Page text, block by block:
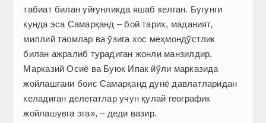
табиат билан уйғунликда яшаб келган. Бугунги
кунда эса Самарқанд – бой тарих, маданият,
миллий таомлар ва ўзига хос меҳмондўстлик
билан ажралиб турадиган жонли манзилдир.
Марказий Осиё ва Буюк Ипак йўли марказида
жойлашгани боис Самарқанд дунё давлатларидан
келадиган делегатлар учун қулай географик
жойлашувга эга», – деди вазир.